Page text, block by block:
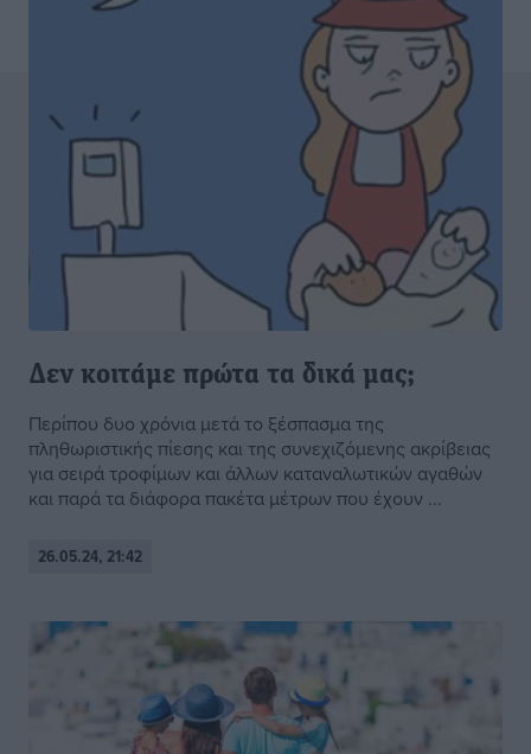
Δεν κοιτάμε πρώτα τα δικά μας;
Περίπου δυο χρόνια μετά το ξέσπασμα της
πληθωριστικής πίεσης και της συνεχιζόμενης ακρίβειας
για σειρά τροφίμων και άλλων καταναλωτικών αγαθών
και παρά τα διάφορα πακέτα μέτρων που έχουν ...
26.05.24, 21:42